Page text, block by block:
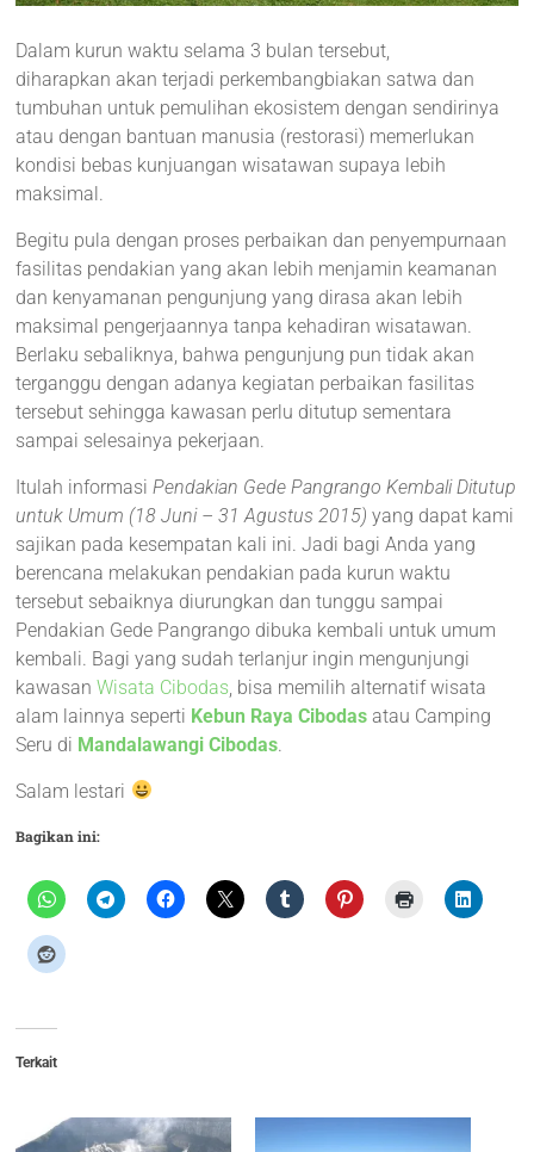
Dalam kurun waktu selama 3 bulan tersebut,
diharapkan akan terjadi perkembangbiakan satwa dan
tumbuhan untuk pemulihan ekosistem dengan sendirinya
atau dengan bantuan manusia (restorasi) memerlukan
kondisi bebas kunjuangan wisatawan supaya lebih
maksimal.
Begitu pula dengan proses perbaikan dan penyempurnaan
fasilitas pendakian yang akan lebih menjamin keamanan
dan kenyamanan pengunjung yang dirasa akan lebih
maksimal pengerjaannya tanpa kehadiran wisatawan.
Berlaku sebaliknya, bahwa pengunjung pun tidak akan
terganggu dengan adanya kegiatan perbaikan fasilitas
tersebut sehingga kawasan perlu ditutup sementara
sampai selesainya pekerjaan.
Itulah informasiPendakian Gede Pangrango Kembali Ditutup
untuk Umum (18 Juni – 31 Agustus 2015) yang dapat kami
sajikan pada kesempatan kali ini. Jadi bagi Anda yang
berencana melakukan pendakian pada kurun waktu
tersebut sebaiknya diurungkan dan tunggu sampai
Pendakian Gede Pangrango dibuka kembali untuk umum
kembali. Bagi yang sudah terlanjur ingin mengunjungi
kawasanWisata Cibodas , bisa memilih alternatif wisata
alam lainnya seperti Kebun Raya Cibodas atau Camping
Seru di Mandalawangi Cibodas.
Salam lestari
Bagikan ini:
Terkait